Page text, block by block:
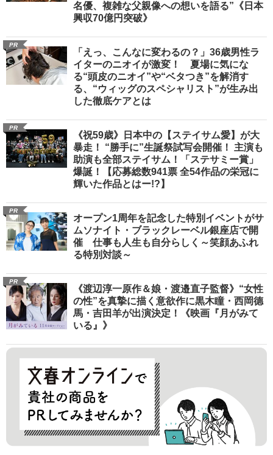
名優、複雑な父親像への想いを語る”《日本
興収70億円突破》
PR
「えっ、こんなに変わるの？」36歳男性ラ
イターのニオイが激変！ 夏場に気にな
る“頭皮のニオイ”や“ベタつき”を解消す
る、“ウィッグのスペシャリスト”が生み出
した徹底ケアとは
PR
《祝59歳》日本中の【ステイサム愛】が大
暴走！ “勝手に”生誕祭試写会開催！ 主演も
助演も全部ステイサム！「ステサミー賞」
爆誕！【応募総数941票 全54作品の栄冠に
輝いた作品とはー!?】
PR
オープン1周年を記念した特別イベントがサ
ムソナイト・ブラックレーベル銀座店で開
催 仕事も人生も自分らしく～笑顔あふれ
る特別対談～
PR
《渡辺淳一原作＆娘・渡邉直子監督》“女性
の性”を真摯に描く意欲作に黒木瞳・西岡德
馬・吉田羊が出演決定！《映画『月がみて
いる』》